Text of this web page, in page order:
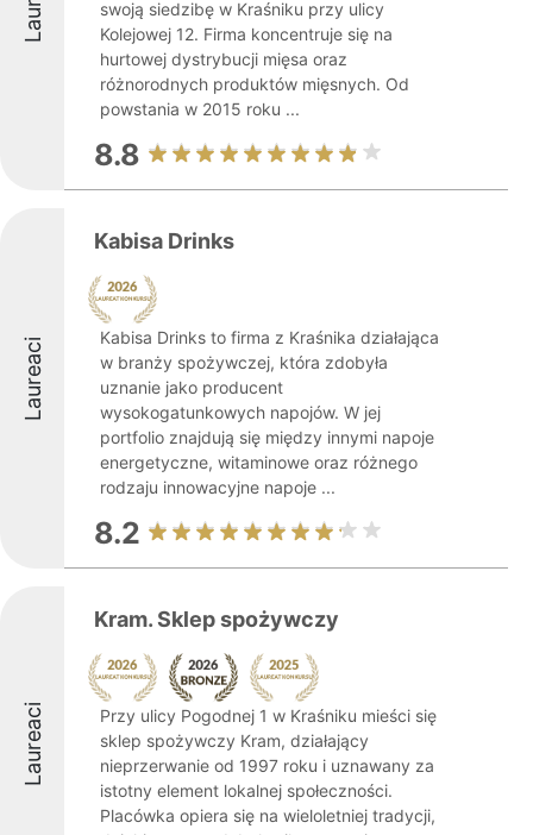
swoją siedzibę w Kraśniku przy ulicy
Kolejowej 12. Firma koncentruje się na
hurtowej dystrybucji mięsa oraz
różnorodnych produktów mięsnych. Od
powstania w 2015 roku ...
8.8
Laureaci
Kabisa Drinks
Kabisa Drinks to firma z Kraśnika działająca
w branży spożywczej, która zdobyła
uznanie jako producent
wysokogatunkowych napojów. W jej
portfolio znajdują się między innymi napoje
energetyczne, witaminowe oraz różnego
rodzaju innowacyjne napoje ...
8.2
Laureaci
Kram. Sklep spożywczy
Przy ulicy Pogodnej 1 w Kraśniku mieści się
sklep spożywczy Kram, działający
nieprzerwanie od 1997 roku i uznawany za
istotny element lokalnej społeczności.
Placówka opiera się na wieloletniej tradycji,